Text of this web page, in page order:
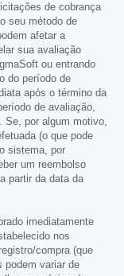
de cobrança
seu método de
afetar a
sua avaliação
ou entrando
do período de
após o término da
de avaliação,
Se, por algum motivo,
(o que pode
sistema, por
um reembolso
partir da data da
imediatamente
nos
compra (que
podem variar de